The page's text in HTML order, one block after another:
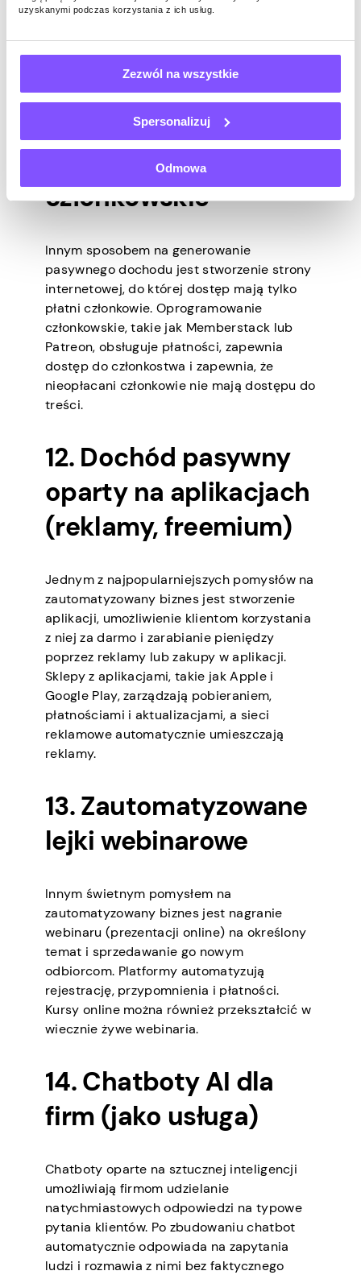
uzyskanymi podczas korzystania z ich usług.
Zezwól na wszystkie
Spersonalizuj
Odmowa
platformom no-code, takim jak Bubble,
narzędzia bez konieczności kodowania.
Oprogramowanie można utworzyć raz, ale
można pobierać od użytkowników
11. Witryny
członkowskie
Innym sposobem na generowanie
pasywnego dochodu jest stworzenie strony
internetowej, do której dostęp mają tylko
płatni członkowie. Oprogramowanie
członkowskie, takie jak Memberstack lub
Patreon, obsługuje płatności, zapewnia
dostęp do członkostwa i zapewnia, że
nieopłacani członkowie nie mają dostępu do
treści.
12. Dochód pasywny
oparty na aplikacjach
(reklamy, freemium)
Jednym z najpopularniejszych pomysłów na
zautomatyzowany biznes jest stworzenie
aplikacji, umożliwienie klientom korzystania
z niej za darmo i zarabianie pieniędzy
poprzez reklamy lub zakupy w aplikacji.
Sklepy z aplikacjami, takie jak Apple i
Google Play, zarządzają pobieraniem,
płatnościami i aktualizacjami, a sieci
reklamowe automatycznie umieszczają
reklamy.
13. Zautomatyzowane
lejki webinarowe
Innym świetnym pomysłem na
zautomatyzowany biznes jest nagranie
webinaru (prezentacji online) na określony
temat i sprzedawanie go nowym
odbiorcom. Platformy automatyzują
rejestrację, przypomnienia i płatności.
Kursy online można również przekształcić w
wiecznie żywe webinaria.
14. Chatboty AI dla
firm (jako usługa)
Chatboty oparte na sztucznej inteligencji
umożliwiają firmom udzielanie
natychmiastowych odpowiedzi na typowe
pytania klientów. Po zbudowaniu chatbot
automatycznie odpowiada na zapytania
ludzi i rozmawia z nimi bez faktycznego